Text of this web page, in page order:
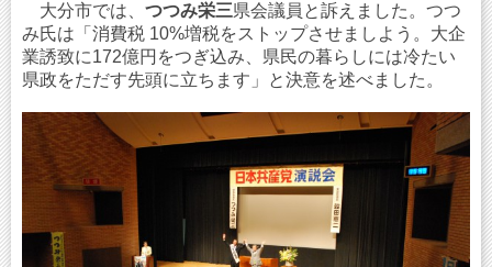
大分市では、 つつみ栄三県会議員と訴えました。つつ
み氏は「消費税 10%増税をストップさせましよう。大企
業誘致に172億円をつぎ込み、県民の暮らしには冷たい
県政をただす先頭に立ちます」と決意を述べました。